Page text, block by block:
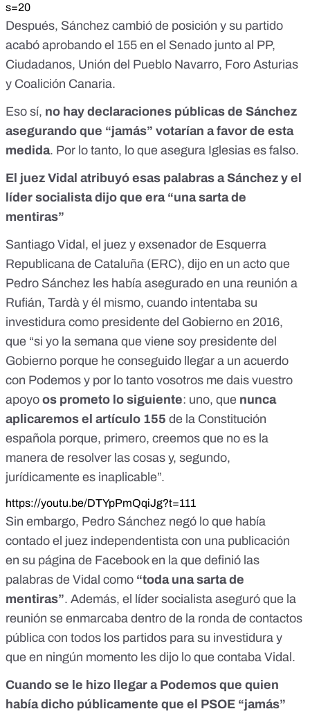
s=20
Después, Sánchez cambió de posición y su partido
acabó aprobando el 155 en el Senado junto al PP,
Ciudadanos, Unión del Pueblo Navarro, Foro Asturias
y Coalición Canaria.
Eso sí, no hay declaraciones públicas de Sánchez
asegurando que “jamás” votarían a favor de esta
medida. Por lo tanto, lo que asegura Iglesias es falso.
El juez Vidal atribuyó esas palabras a Sánchez y el
líder socialista dijo que era “una sarta de
mentiras”
Santiago Vidal, el juez y exsenador de Esquerra
Republicana de Cataluña (ERC), dijo en un acto que
Pedro Sánchez les había asegurado en una reunión a
Rufián, Tardà y él mismo, cuando intentaba su
investidura como presidente del Gobierno en 2016,
que “si yo la semana que viene soy presidente del
Gobierno porque he conseguido llegar a un acuerdo
con Podemos y por lo tanto vosotros me dais vuestro
apoyo os prometo lo siguiente: uno, que nunca
aplicaremos el artículo 155 de la Constitución
española porque, primero, creemos que no es la
manera de resolver las cosas y, segundo,
jurídicamente es inaplicable”.
https://youtu.be/DTYpPmQqiJg?t=111
Sin embargo, Pedro Sánchez negó lo que había
contado el juez independentista con una publicación
en su página de Facebooken la que definió las
palabras de Vidal como “toda una sarta de
mentiras”. Además, el líder socialista aseguró que la
reunión se enmarcaba dentro de la ronda de contactos
pública con todos los partidos para su investidura y
que en ningún momento les dijo lo que contaba Vidal.
Cuando se le hizo llegar a Podemos que quien
había dicho públicamente que el PSOE “jamás”